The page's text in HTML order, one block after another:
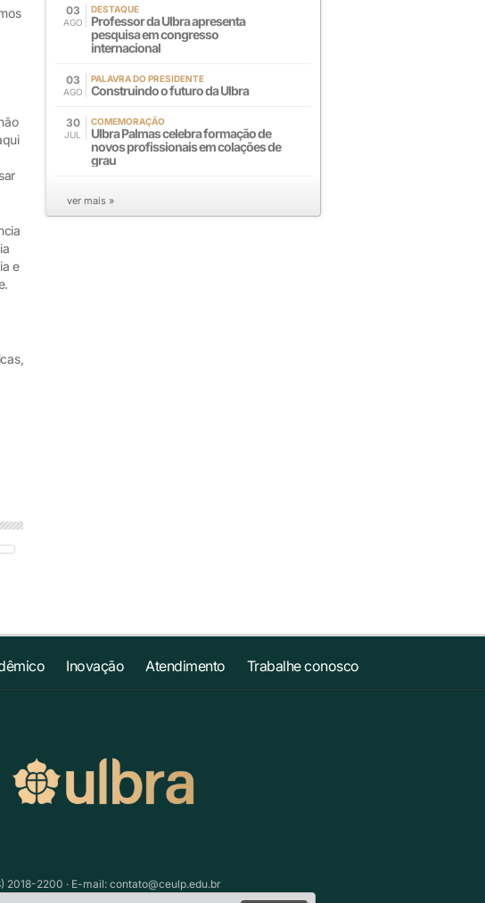
e
03
AGO
DESTAQUE
Professor da Ulbra apresenta
pesquisa em congresso
internacional
03
AGO
PALAVRA DO PRESIDENTE
Construindo o futuro da Ulbra
30
JUL
COMEMORAÇÃO
Ulbra Palmas celebra formação de
novos profissionais em colações de
grau
ver mais »
Inovação Atendimento Trabalhe conosco
2018-2200 · E-mail:contato@ceulp.edu.br